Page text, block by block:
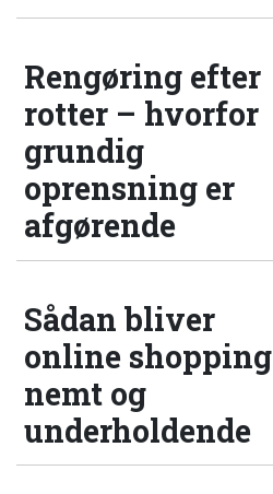
Rengøring efter
rotter – hvorfor
grundig
oprensning er
afgørende
Sådan bliver
online shopping
nemt og
underholdende